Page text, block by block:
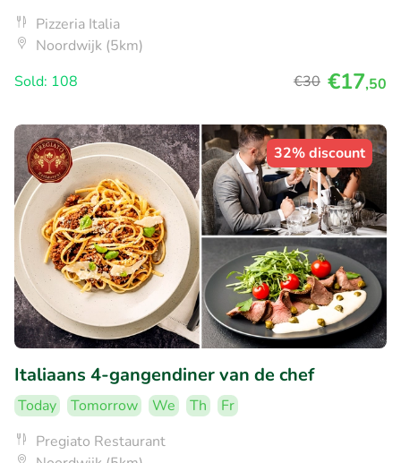
Pizzeria Italia
Noordwijk (5km)
Sold: 108
€30 €17,50
32% discount
Italiaans 4-gangendiner van de chef
Today Tomorrow We Th
Fr
Pregiato Restaurant